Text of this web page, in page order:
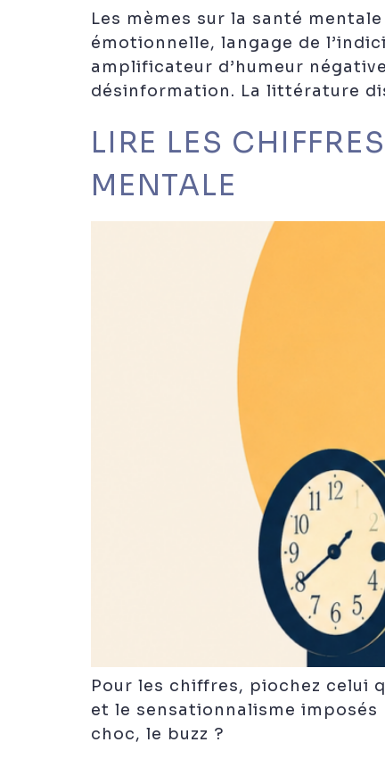
Les mèmes sur la santé
émotionnelle, langage de
amplificateur d’humeur
désinformation. La littérature
LIRE LES
MENTALE
Pour les chiffres, piochez celui
et le sensationnalisme
choc, le buzz ?